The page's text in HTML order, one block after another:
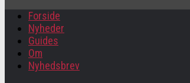
Forside
Nyheder
Guides
Om
Nyhedsbrev